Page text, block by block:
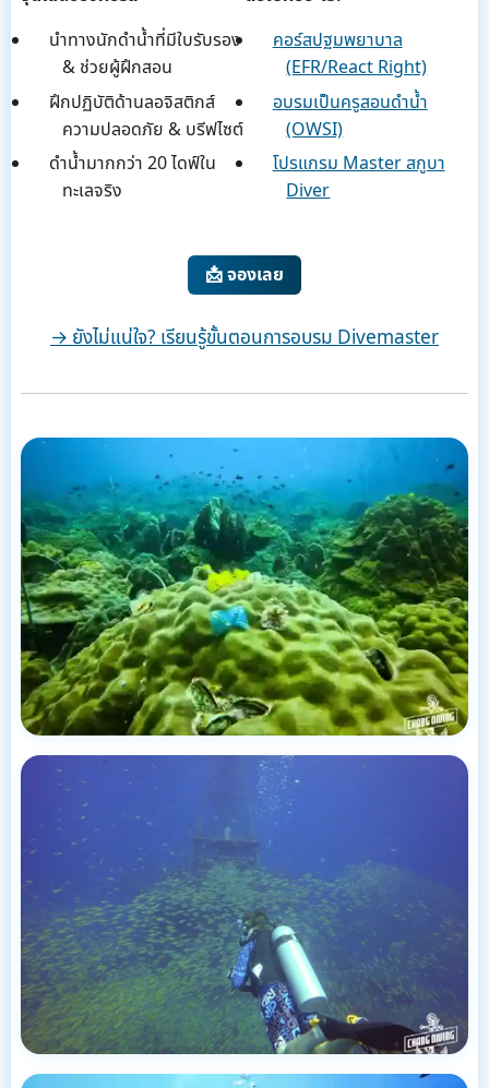
นำทางนักดำน้ำที่มีใบรับรอง
& ช่วยผู้ฝึกสอน
ฝึกปฏิบัติด้านลอจิสติกส์
ความปลอดภัย & บรีฟไซต์
ดำน้ำมากกว่า 20 ไดฟ์ใน
ทะเลจริง
คอร์สปฐมพยาบาล
(EFR/React Right)
อบรมเป็นครูสอนดำน้ำ
(OWSI)
โปรแกรม Master สกูบา
Diver
📩 จองเลย
→ ยังไม่แน่ใจ? เรียนรู้ขั้นตอนการอบรม Divemaster